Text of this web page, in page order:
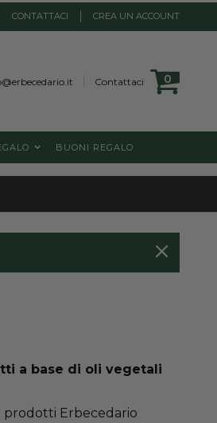
CONTATTACI CREA UN ACCOUNT
Cart
0
Contattaci
BUONI REGALO
a base di oli vegetali
prodotti Erbecedario